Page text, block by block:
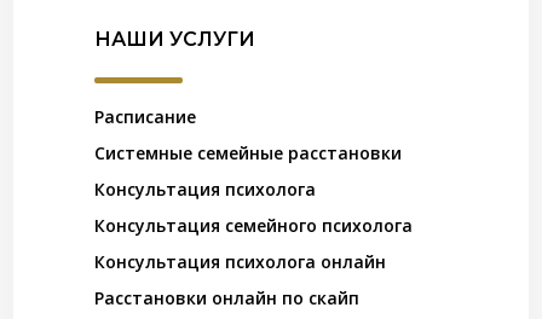
НАШИ УСЛУГИ
Расписание
Системные семейные расстановки
Консультация психолога
Консультация семейного психолога
Консультация психолога онлайн
Расстановки онлайн по скайп